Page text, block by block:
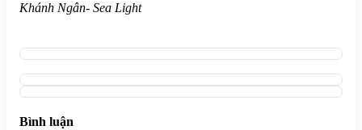
Khánh Ngân- Sea Light
Bình luận